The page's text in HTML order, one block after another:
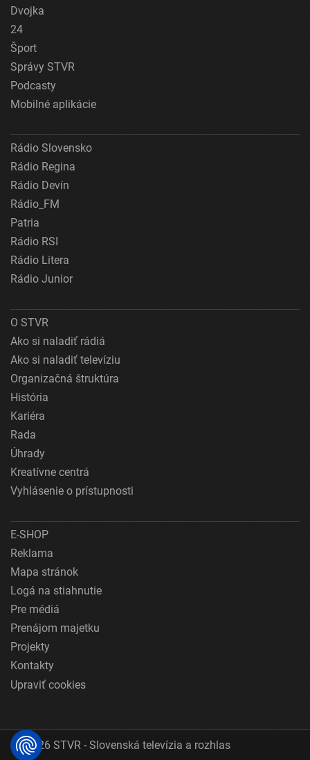
Dvojka
24
Šport
Správy STVR
Podcasty
Mobilné aplikácie
Rádio Slovensko
Rádio Regina
Rádio Devín
Rádio_FM
Patria
Rádio RSI
Rádio Litera
Rádio Junior
O STVR
Ako si naladiť rádiá
Ako si naladiť televíziu
Organizačná štruktúra
História
Kariéra
Rada
Úhrady
Kreatívne centrá
Vyhlásenie o prístupnosti
E-SHOP
Reklama
Mapa stránok
Logá na stiahnutie
Pre médiá
Prenájom majetku
Projekty
Kontakty
Upraviť cookies
© 2026 STVR - Slovenská televízia a rozhlas